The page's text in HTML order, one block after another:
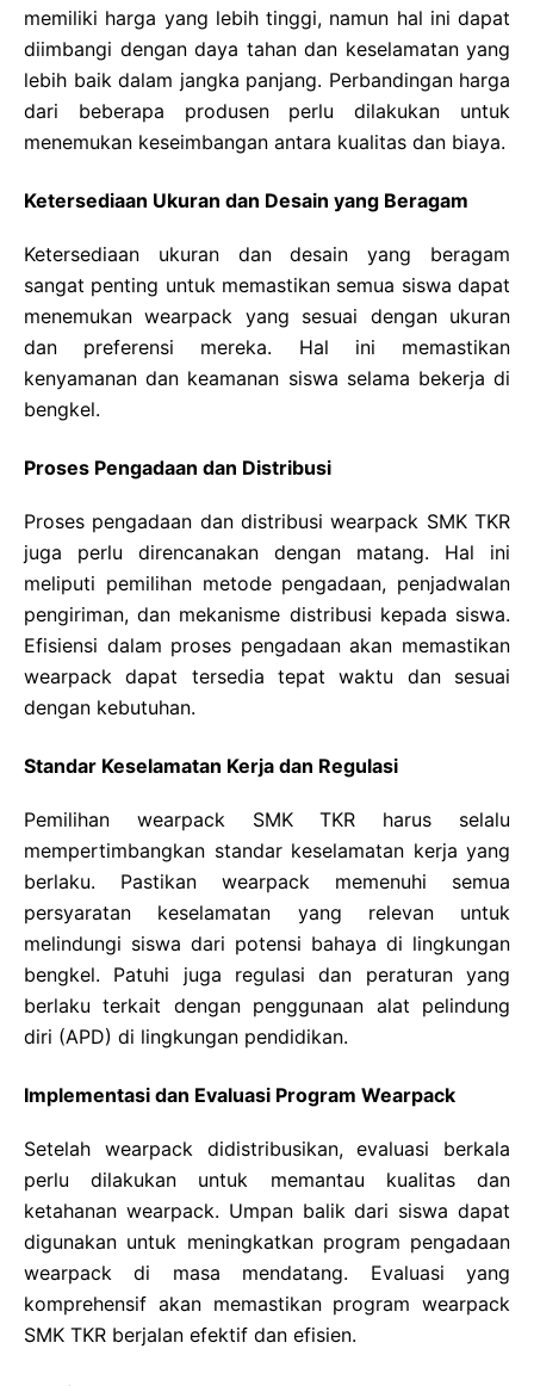
memiliki harga yang lebih tinggi, namun hal ini dapat
diimbangi dengan daya tahan dan keselamatan yang
lebih baik dalam jangka panjang. Perbandingan harga
dari beberapa produsen perlu dilakukan untuk
menemukan keseimbangan antara kualitas dan biaya.
Ketersediaan Ukuran dan Desain yang Beragam
Ketersediaan ukuran dan desain yang beragam
sangat penting untuk memastikan semua siswa dapat
menemukan wearpack yang sesuai dengan ukuran
dan preferensi mereka. Hal ini memastikan
kenyamanan dan keamanan siswa selama bekerja di
bengkel.
Proses Pengadaan dan Distribusi
Proses pengadaan dan distribusi wearpack SMK TKR
juga perlu direncanakan dengan matang. Hal ini
meliputi pemilihan metode pengadaan, penjadwalan
pengiriman, dan mekanisme distribusi kepada siswa.
Efisiensi dalam proses pengadaan akan memastikan
wearpack dapat tersedia tepat waktu dan sesuai
dengan kebutuhan.
Standar Keselamatan Kerja dan Regulasi
Pemilihan wearpack SMK TKR harus selalu
mempertimbangkan standar keselamatan kerja yang
berlaku. Pastikan wearpack memenuhi semua
persyaratan keselamatan yang relevan untuk
melindungi siswa dari potensi bahaya di lingkungan
bengkel. Patuhi juga regulasi dan peraturan yang
berlaku terkait dengan penggunaan alat pelindung
diri (APD) di lingkungan pendidikan.
Implementasi dan Evaluasi Program Wearpack
Setelah wearpack didistribusikan, evaluasi berkala
perlu dilakukan untuk memantau kualitas dan
ketahanan wearpack. Umpan balik dari siswa dapat
digunakan untuk meningkatkan program pengadaan
wearpack di masa mendatang. Evaluasi yang
komprehensif akan memastikan program wearpack
SMK TKR berjalan efektif dan efisien.